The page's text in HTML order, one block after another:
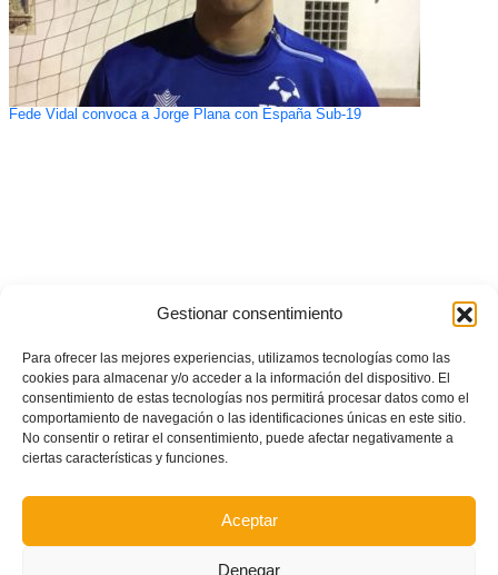
Gestionar consentimiento
Para ofrecer las mejores experiencias, utilizamos tecnologías como las
cookies para almacenar y/o acceder a la información del dispositivo. El
consentimiento de estas tecnologías nos permitirá procesar datos como el
comportamiento de navegación o las identificaciones únicas en este sitio.
No consentir o retirar el consentimiento, puede afectar negativamente a
ciertas características y funciones.
Aceptar
Denegar
Fede Vidal convoca a Jorge Plana con España Sub-19